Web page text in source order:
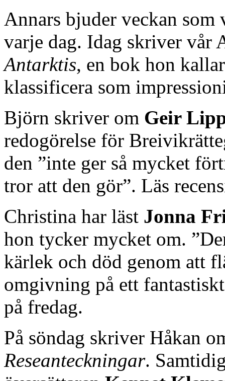
Annars bjuder veckan
varje dag. Idag skriver vår
Antarktis, en bok hon
klassificera som
Björn skriver om Geir
redogörelse för
den ”inte ger så mycket
tror att den gör”. Läs
Christina har läst Jonna
hon tycker mycket om.
kärlek och död genom att
omgivning på ett
på fredag.
På söndag skriver Håkan
Reseanteckningar.